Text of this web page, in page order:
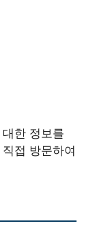
한 정보를
접 방문하여